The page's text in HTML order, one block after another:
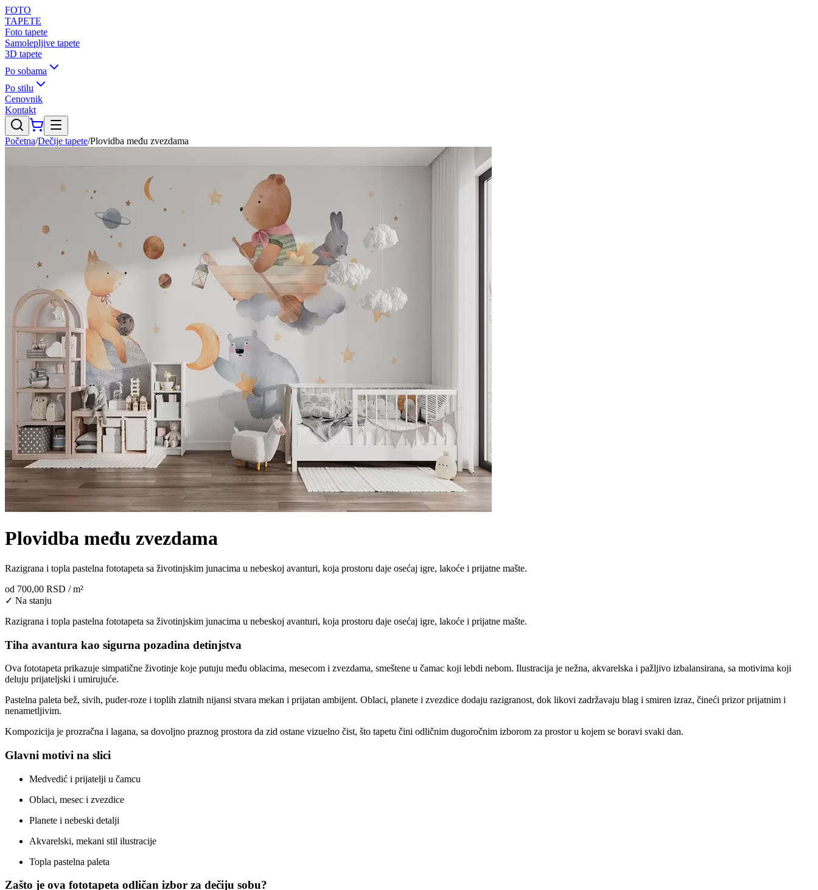
FOTO
TAPETE
Foto tapete
Samolepljive tapete
3D tapete
Po sobama
Po stilu
Cenovnik
Kontakt
Početna/Dečije tapete/Plovidba među zvezdama
Plovidba među zvezdama
Razigrana i topla pastelna fototapeta sa životinjskim junacima u nebeskoj avanturi, koja prostoru daje osećaj igre, lakoće i prijatne mašte.
od 700,00 RSD / m²
✓ Na stanju
Razigrana i topla pastelna fototapeta sa životinjskim junacima u nebeskoj avanturi, koja prostoru daje osećaj igre, lakoće i prijatne mašte.
Tiha avantura kao sigurna pozadina detinjstva
Ova fototapeta prikazuje simpatične životinje koje putuju među oblacima, mesecom i zvezdama, smeštene u čamac koji lebdi nebom. Ilustracija je nežna, akvarelska i pažljivo izbalansirana, sa motivima koji
deluju prijateljski i umirujuće.
Pastelna paleta bež, sivih, puder-roze i toplih zlatnih nijansi stvara mekan i prijatan ambijent. Oblaci, planete i zvezdice dodaju razigranost, dok likovi zadržavaju blag i smiren izraz, čineći prizor prijatnim i
nenametljivim.
Kompozicija je prozračna i lagana, sa dovoljno praznog prostora da zid ostane vizuelno čist, što tapetu čini odličnim dugoročnim izborom za prostor u kojem se boravi svaki dan.
Glavni motivi na slici
Medvedić i prijatelji u čamcu
Oblaci, mesec i zvezdice
Planete i nebeski detalji
Akvarelski, mekani stil ilustracije
Topla pastelna paleta
Zašto je ova fototapeta odličan izbor za dečiju sobu?